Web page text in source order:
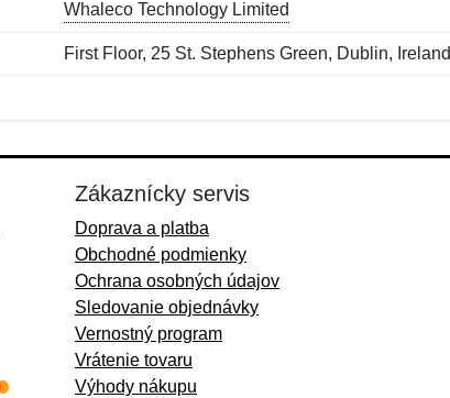
Whaleco Technology Limited
First Floor, 25 St. Stephens Green, Dublin, Ireland
Zákaznícky servis
Doprava a platba
Obchodné podmienky
Ochrana osobných údajov
Sledovanie objednávky
Vernostný program
Vrátenie tovaru
Výhody nákupu